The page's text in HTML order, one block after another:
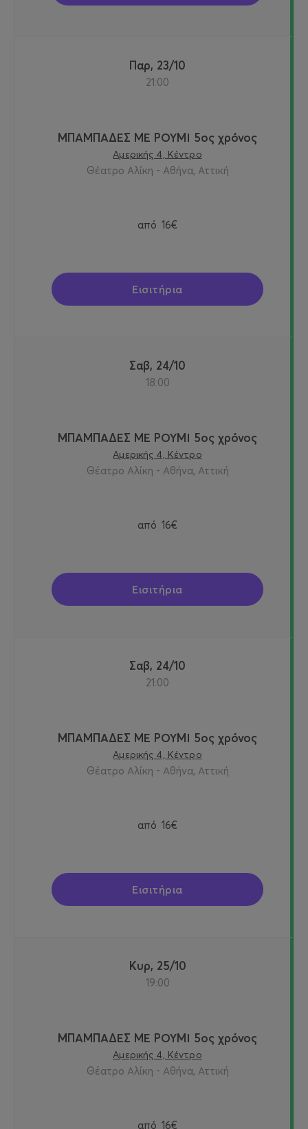
Παρ, 23/10
21:00
ΜΠΑΜΠΑΔΕΣ ΜΕ ΡΟΥΜΙ 5ος χρόνος
Αμερικής 4, Κέντρο
Θέατρο Αλίκη - Αθήνα, Αττική
από 16€
Εισιτήρια
Σαβ, 24/10
18:00
ΜΠΑΜΠΑΔΕΣ ΜΕ ΡΟΥΜΙ 5ος χρόνος
Αμερικής 4, Κέντρο
Θέατρο Αλίκη - Αθήνα, Αττική
από 16€
Εισιτήρια
Σαβ, 24/10
21:00
ΜΠΑΜΠΑΔΕΣ ΜΕ ΡΟΥΜΙ 5ος χρόνος
Αμερικής 4, Κέντρο
Θέατρο Αλίκη - Αθήνα, Αττική
από 16€
Εισιτήρια
Κυρ, 25/10
19:00
ΜΠΑΜΠΑΔΕΣ ΜΕ ΡΟΥΜΙ 5ος χρόνος
Αμερικής 4, Κέντρο
Θέατρο Αλίκη - Αθήνα, Αττική
από 16€